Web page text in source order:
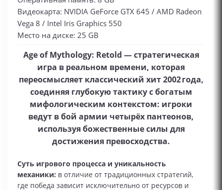
Видеокарта: NVIDIA GeForce GTX 645 / AMD Radeon
Vega 8 / Intel Iris Graphics 550
Место на диске: 25 GB
Age of Mythology: Retold — стратегическая
игра в реальном времени, которая
переосмысляет классический хит 2002 года,
соединяя глубокую тактику с богатым
мифологическим контекстом: игроки
ведут в бой армии четырёх пантеонов,
используя божественные силы для
достижения превосходства.
Суть игрового процесса и уникальность
механики: в отличие от традиционных стратегий,
где победа зависит исключительно от ресурсов и